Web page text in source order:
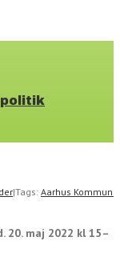
|Tags: Aarhus Kommune
20. maj 2022 kl 15–